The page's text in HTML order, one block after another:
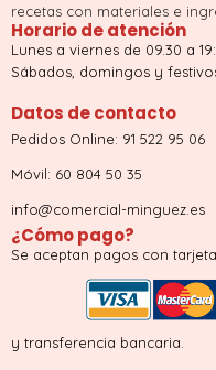
recetas con materiales e
Horario de atención
Lunes a viernes de 09.30 a
Sábados, domingos y
Datos de contacto
Pedidos Online: 91 522 95 06
Móvil: 60 804 50 35
info@comercial-minguez.es
¿Cómo pago?
Se aceptan pagos con
y transferencia bancaria.